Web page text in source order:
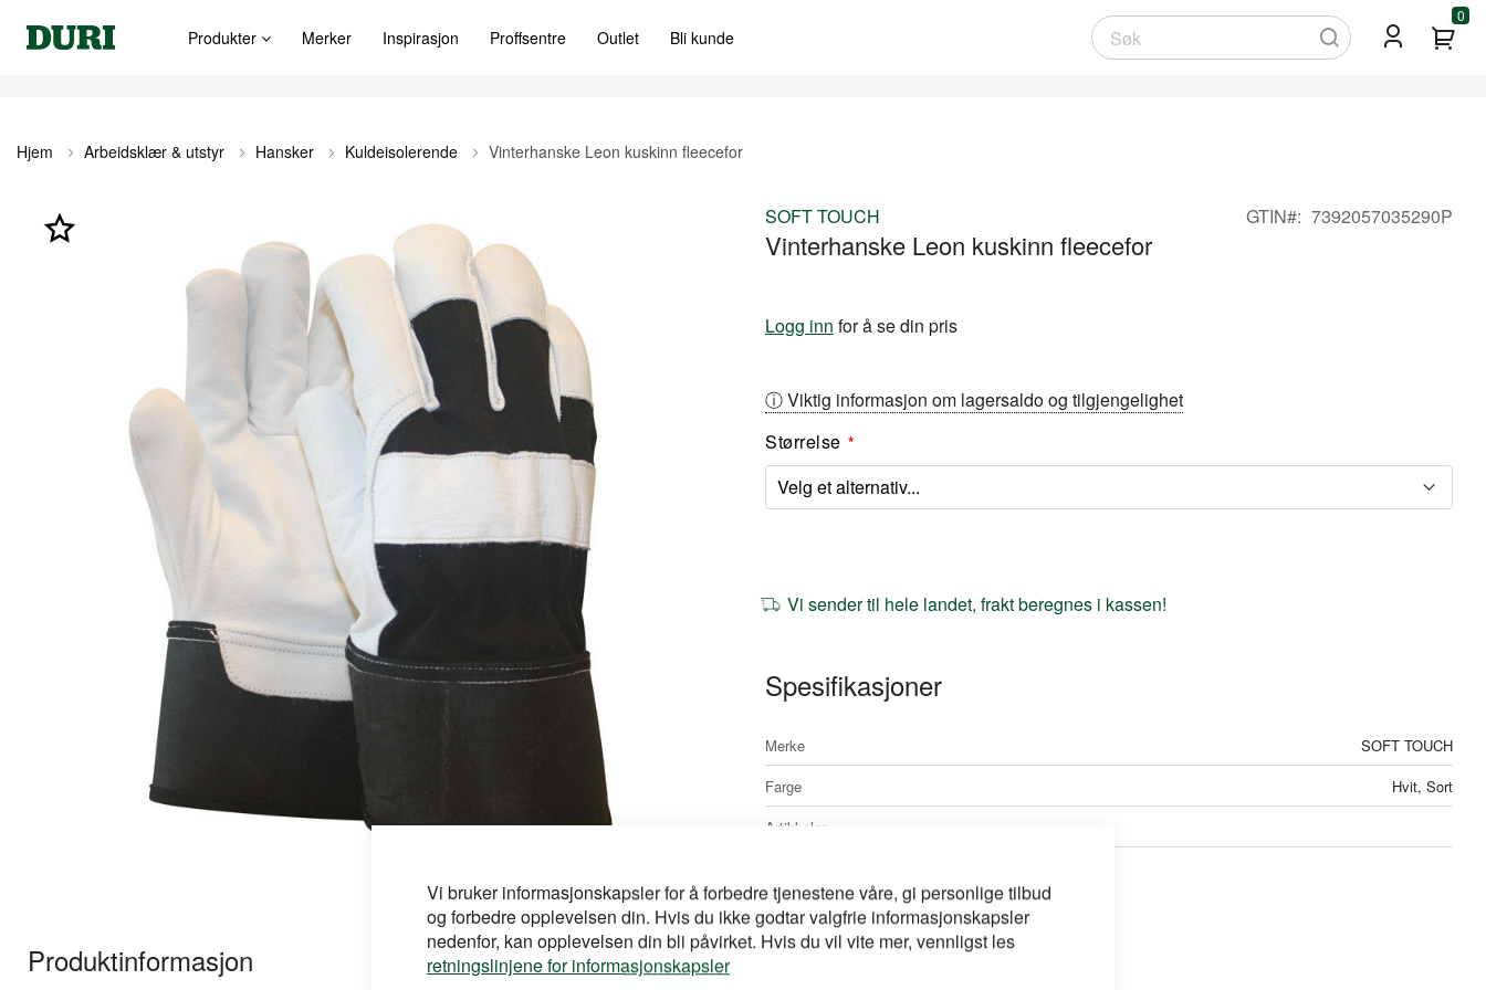
Vi bruker informasjonskapsler for å forbedre tjenestene våre, gi personlige tilbud
og forbedre opplevelsen din. Hvis du ikke godtar valgfrie informasjonskapsler
nedenfor, kan opplevelsen din bli påvirket. Hvis du vil vite mer, vennligst les
retningslinjene for informasjonskapsler
Produkter Merker Inspirasjon Proffsentre Outlet Bli kunde
Søk
0
Hjem Arbeidsklær & utstyr Hansker Kuldeisolerende Vinterhanske Leon kuskinn fleecefor
slutten
begynnelsen
Produktinformasjon
SOFT TOUCH
Vinterhanske Leon kuskinn fleecefor
GTIN 7392057035290P
Logg inn for å se din pris
ⓘ Viktig informasjon om lagersaldo og tilgjengelighet
Størrelse
Vi sender til hele landet, frakt beregnes i kassen!
Spesifikasjoner
Mer
informasjon
Merke
SOFT TOUCH
Farge
Hvit, Sort
Artikkelnr
Dokumentasjon